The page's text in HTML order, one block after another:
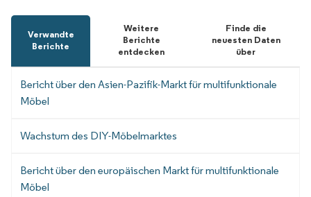
Verwandte
Berichte
Weitere
Berichte
entdecken
Finde die
neuesten Daten
über
Bericht über den Asien-Pazifik-Markt für multifunktionale
Möbel
Wachstum des DIY-Möbelmarktes
Bericht über den europäischen Markt für multifunktionale
Möbel